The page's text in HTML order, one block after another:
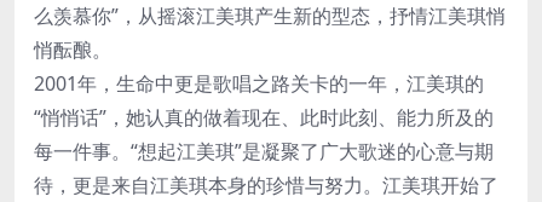
么羡慕你”，从摇滚江美琪产生新的型态，抒情江美琪悄
悄酝酿。
2001年，生命中更是歌唱之路关卡的一年，江美琪的
“悄悄话”，她认真的做着现在、此时此刻、能力所及的
每一件事。“想起江美琪”是凝聚了广大歌迷的心意与期
待，更是来自江美琪本身的珍惜与努力。江美琪开始了